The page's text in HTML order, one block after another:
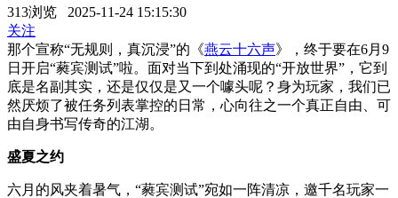
313浏览 2025-11-24 15:15:30
关注
那个宣称“无规则，真沉浸”的《燕云十六声》，终于要在6月9
日开启“蕤宾测试”啦。面对当下到处涌现的“开放世界”，它到
底是名副其实，还是仅仅是又一个噱头呢？身为玩家，我们已
然厌烦了被任务列表掌控的日常，心向往之一个真正自由、可
由自身书写传奇的江湖。
盛夏之约
六月的风夹着暑气，“蕤宾测试”宛如一阵清凉，邀千名玩家一